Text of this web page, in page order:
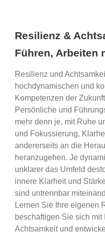
Resilienz &
Führen, Arbeiten
Resilienz und
hochdynamischen und
Kompetenzen der
Persönliche und
mehr denn je, mit Ruhe
und Fokussierung,
andererseits an die
heranzugehen. Je
unklarer das Umfeld
innere Klarheit und
sind untrennbar
Lernen Sie Ihre eigenen
beschäftigen Sie sich
Achtsamkeit und